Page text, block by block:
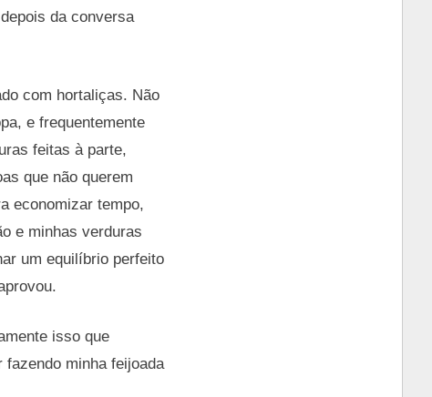
da conversa
com hortaliças. Não
e frequentemente
feitas à parte,
que não querem
economizar tempo,
e minhas verduras
um equilíbrio perfeito
isso que
minha feijoada